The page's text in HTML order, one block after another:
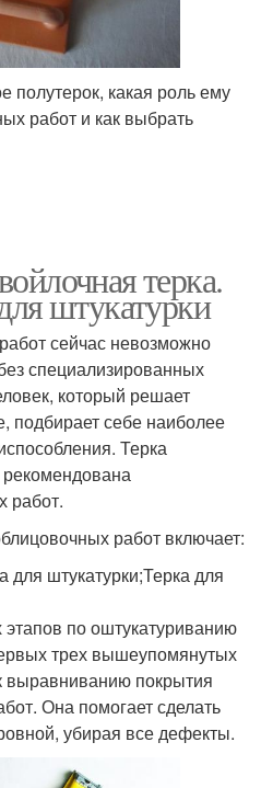
полутерок, какая роль ему
работ и как выбрать
терка.
штукатурки
сейчас невозможно
специализированных
который решает
подбирает себе наиболее
Терка
рекомендована
работ.
работ включает:
штукатурки;Терка для
по оштукатуриванию
трех вышеупомянутых
выравниванию покрытия
Она помогает сделать
убирая все дефекты.